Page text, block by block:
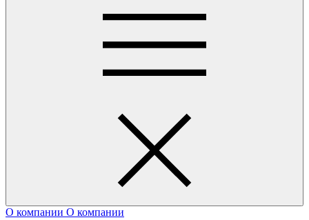
О компании О компании